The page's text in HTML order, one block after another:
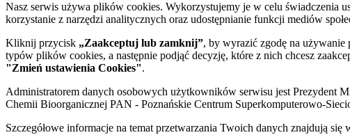
Nasz serwis używa plików cookies. Wykorzystujemy je w celu świadczenia
korzystanie z narzędzi analitycznych oraz udostępnianie funkcji mediów
Kliknij przycisk „Zaakceptuj lub zamknij”, by wyrazić zgodę na
typów plików cookies, a następnie podjąć decyzję, które z nich chcesz
"Zmień ustawienia Cookies".
Administratorem danych osobowych użytkowników serwisu jest Prezydent
Chemii Bioorganicznej PAN - Poznańskie Centrum Superkomputerowo-
Szczegółowe informacje na temat przetwarzania Twoich danych znajdują się